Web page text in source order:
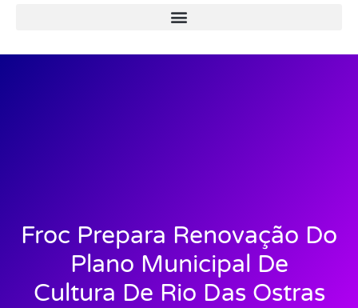
Froc Prepara Renovação Do
Plano Municipal De
Cultura De Rio Das Ostras